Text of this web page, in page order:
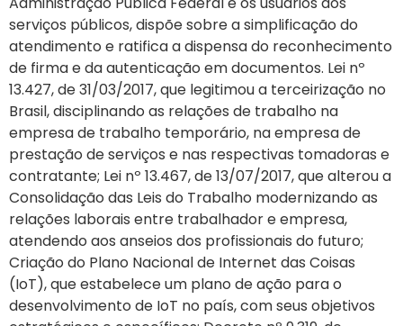
serviços públicos, dispõe sobre a simplificação do
atendimento e ratifica a dispensa do reconhecimento
de firma e da autenticação em documentos. Lei nº
13.427, de 31/03/2017, que legitimou a terceirização no
Brasil, disciplinando as relações de trabalho na
empresa de trabalho temporário, na empresa de
prestação de serviços e nas respectivas tomadoras e
contratante; Lei nº 13.467, de 13/07/2017, que alterou a
Consolidação das Leis do Trabalho modernizando as
relações laborais entre trabalhador e empresa,
atendendo aos anseios dos profissionais do futuro;
Criação do Plano Nacional de Internet das Coisas
(IoT), que estabelece um plano de ação para o
desenvolvimento de IoT no país, com seus objetivos